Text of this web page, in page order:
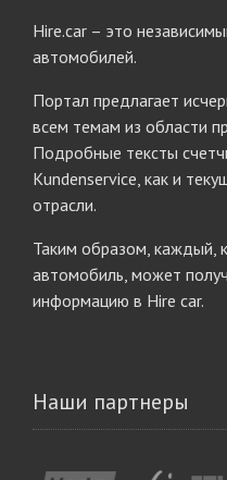
Hire.car – это
автомобилей.
Портал предлагает
всем темам из области
Подробные тексты
Kundenservice, как и
отрасли.
Таким образом, каждый,
автомобиль, может
информацию в Hire car.
Наши партнеры